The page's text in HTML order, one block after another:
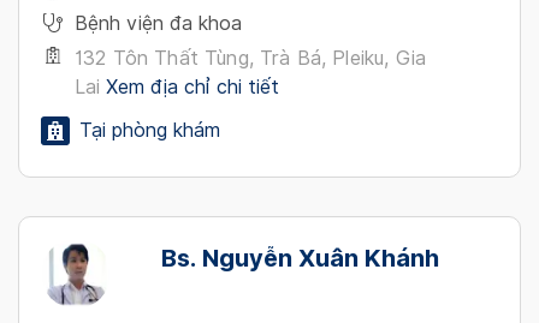
Bệnh viện đa khoa
132 Tôn Thất Tùng, Trà Bá, Pleiku, Gia
Lai Xem địa chỉ chi tiết
Tại phòng khám
Bs. Nguyễn Xuân Khánh